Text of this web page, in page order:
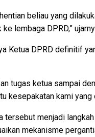
beliau yang
lembaga DPRD,”
Ketua DPRD definitif
tugas ketua sampai
kesepakatan kami yang
tersebut menjadi
mekanisme